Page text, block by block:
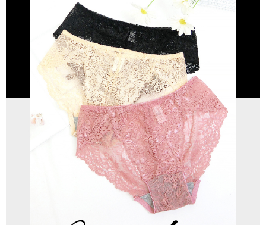
Syarikat, dan pelanggan hendaklah membuat pembayaran mengikut
perjanjian menggunakan sistem bil Syarikat.
Untuk memenuhi hubungan kontrak yang terjalin melalui persetujuan
penggunaan OP Pay Later, peniaga akan memberikan maklumat peribadi
anda (termasuk nama, nombor telefon, atau alamat) kepada Syarikat bagi
tujuan pengumpulan, pemprosesan dan penggunaan data yang
diperlukan untuk pengebilan ansuran, termasuk pengesahan,
pengesahan semula dan pembetulan.
Untuk terma perkhidmatan penuh, sila rujuk pautan berikut:
https://oppay.tw/userRule" target="_blank" class="link revert-
style">https://oppay.tw/userRule
【Panduan Penggunaan Pembayaran Ansuran Gogo】
1. Perkhidmatan ini disediakan oleh Taiwan Mobile, pengguna telefon
mudah alih boleh segera menggunakan tanpa perlu memohon lagi.
(Hanya untuk nombor langganan peribadi, tidak terbuka untuk syarikat
2. Pilihan kaedah pembayaran "Pembayaran Ansuran Gogo", selepas
pesanan ditubuhkan, akan secara automatik dialihkan ke proses
Perkhidmatan AFTEE Beli Sekarang Bayar Kemudian disediakan oleh NP
Taiwan, Inc. dan AFTEE akan membuat bil kepada pengguna. AFTEE
akan menggunakan data peribadi yang dikumpul (termasuk nama
pembeli, no. telefon, nama penerima, no. telefon, alamat penerima) untuk
penggunaan perkhidmatan. Sila rujuk kepada "Penyata Pengumpulan
Data Peribadi, Pemprosesan, Penggunaan"
(https://aftee.tw/privacypolicy/) untuk maklumat lanjut.
Jumlah yang diperakui untuk pengguna kali pertama yang lulus
kelulusan boleh sehingga NT$10,000. Jika pengguna tidak membuat
pembayaran dalam tempoh tersebut, yuran pembayaran lewat sebanyak
20% setahun akan dikenakan. Pengguna bawah umur dikehendaki
mendapatkan kebenaran daripada ibu bapa atau penjaga yang sah
untuk menggunakan AFTEE.
Sila hubungi NP Taiwan Inc. dics_tw@netprotections.co.jp jika anda
mempunyai sebarang kebimbangan mengenai pemprosesan dan
penggunaan pada data peribadi. Jika anda tidak bersetuju dengan data
peribadi yang disenaraikan seperti di atas akan dikumpul dan digunakan
oleh AFTEE, sila jangan gunakan perkhidmatan ini.
NT$80/pesanan | Penghantaran percuma untuk pesanan
NT$799 atau lebih
7-11取貨(快速到店)
NT$90/pesanan
宅配/離島不配送
NT$80/pesanan | Penghantaran percuma untuk pesanan
NT$890 atau lebih
Kadar Penghantaran